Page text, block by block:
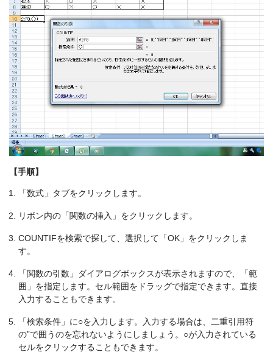
【手順】
「数式」タブをクリックします。
リボン内の「関数の挿入」をクリックします。
COUNTIFを検索で探して、選択して「OK」をクリックしま
す。
「関数の引数」ダイアログボックスが表示されますので、「範
囲」を指定します。セル範囲をドラッグで指定できます。直接
入力することもできます。
「検索条件」に○を入力します。入力する場合は、二重引用符
の”で囲うのを忘れないようにしましょう。○が入力されている
セルをクリックすることもできます。